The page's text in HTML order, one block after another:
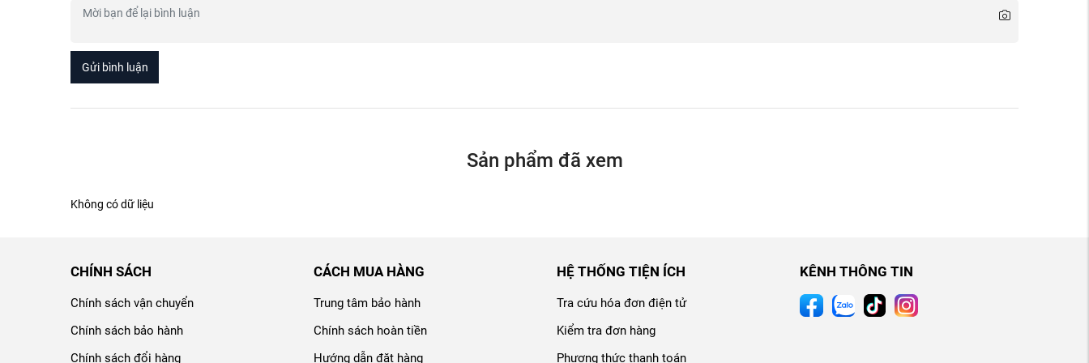
Gửi bình luận
Sản phẩm đã xem
Không có dữ liệu
CHÍNH SÁCH
Chính sách vận chuyển
Chính sách bảo hành
Chính sách đổi hàng
CÁCH MUA HÀNG
Trung tâm bảo hành
Chính sách hoàn tiền
Hướng dẫn đặt hàng
HỆ THỐNG TIỆN ÍCH
Tra cứu hóa đơn điện tử
Kiểm tra đơn hàng
Phương thức thanh toán
KÊNH THÔNG TIN